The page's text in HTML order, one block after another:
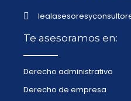
Te asesoramos en:
Derecho administrativo
Derecho de empresa